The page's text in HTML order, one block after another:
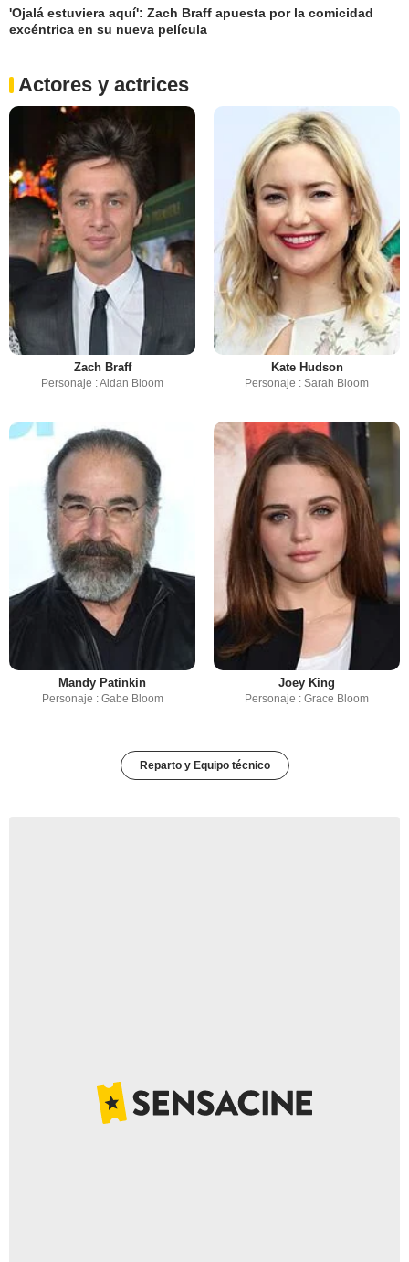
'Ojalá estuviera aquí': Zach Braff apuesta por la comicidad
excéntrica en su nueva película
Actores y actrices
Zach Braff
Personaje : Aidan Bloom
Kate Hudson
Personaje : Sarah Bloom
Mandy Patinkin
Personaje : Gabe Bloom
Joey King
Personaje : Grace Bloom
Reparto y Equipo técnico